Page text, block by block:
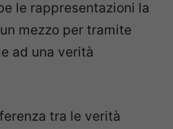
le rappresentazioni la
mezzo per tramite
ad una verità
tra le verità